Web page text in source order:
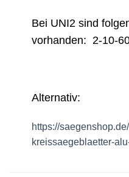
Bei UNI2 sind
vorhanden: 2-10-
Alternativ:
https://
kreissaegeblaetter-